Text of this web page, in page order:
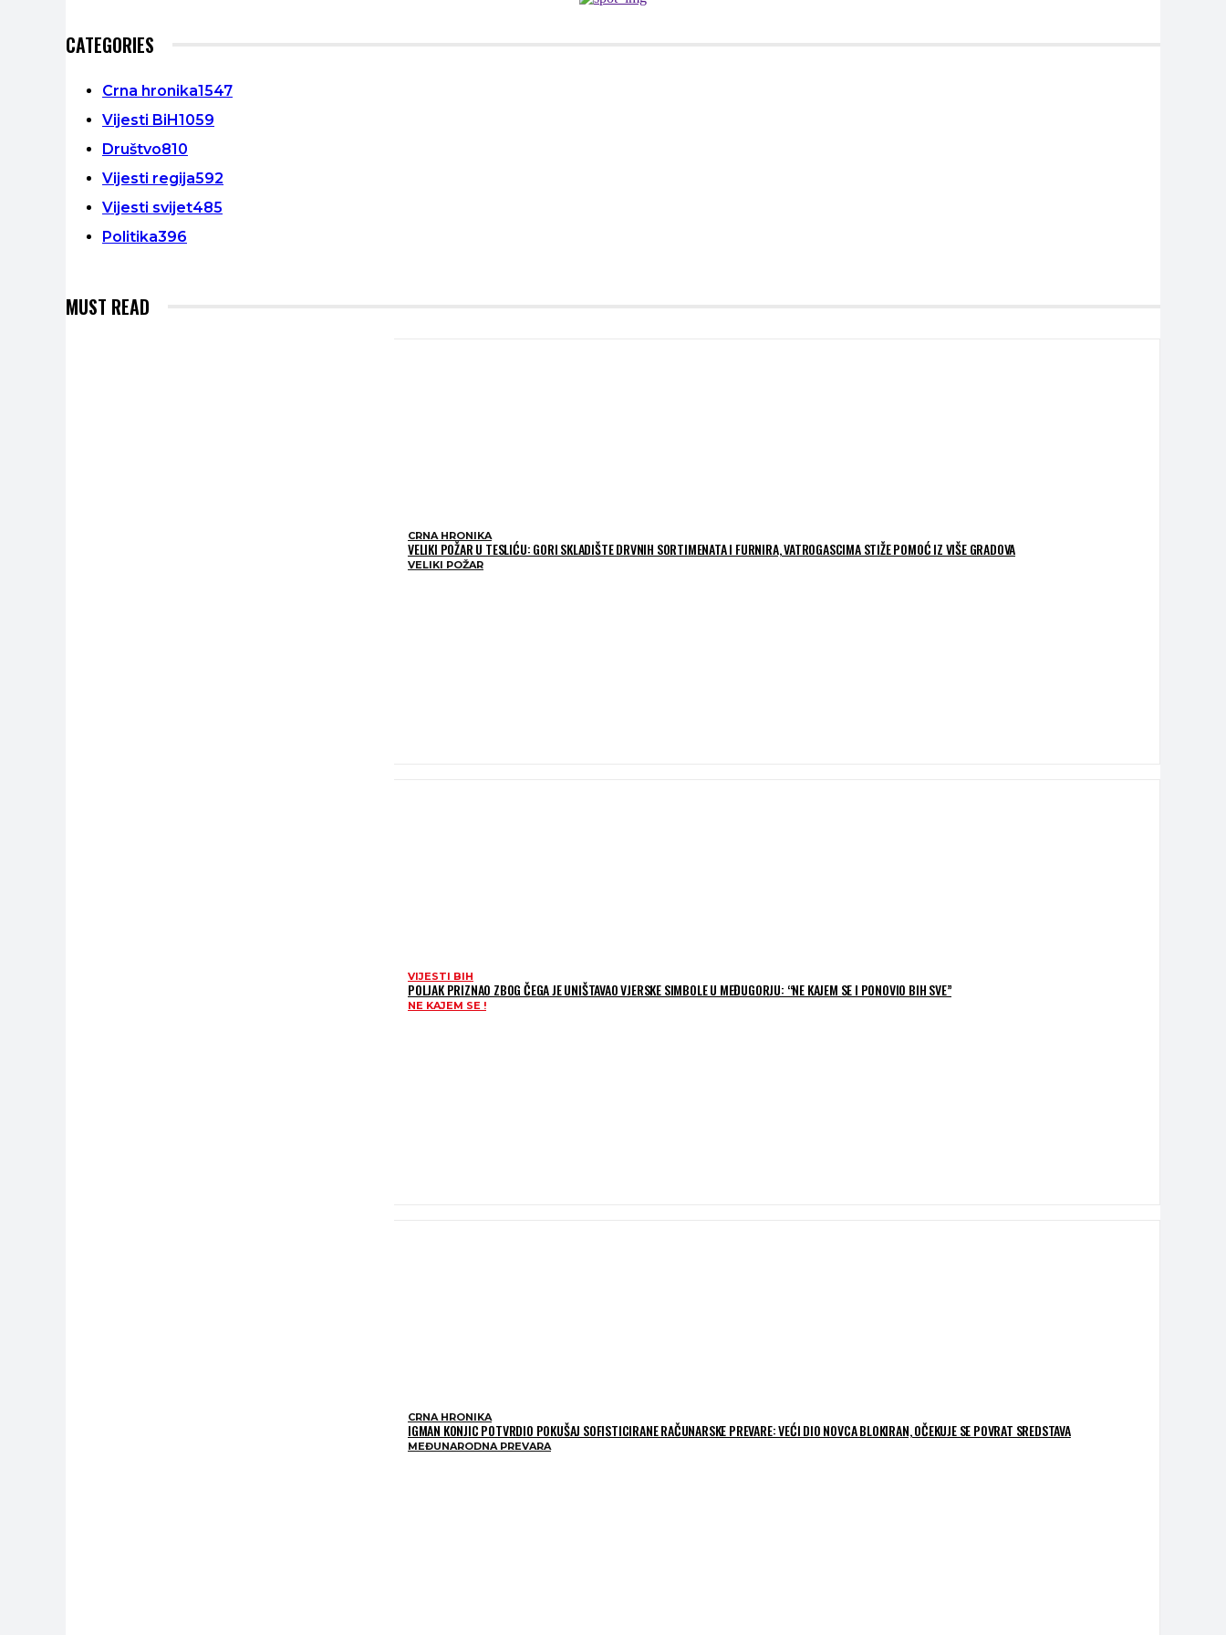
CATEGORIES
Crna hronika1547
Vijesti BiH1059
Društvo810
Vijesti regija592
Vijesti svijet485
Politika396
MUST READ
CRNA HRONIKA
VELIKI POŽAR U TESLIĆU: GORI SKLADIŠTE DRVNIH SORTIMENATA I FURNIRA, VATROGASCIMA STIŽE POMOĆ IZ VIŠE GRADOVA
VELIKI POŽAR
VIJESTI BIH
POLJAK PRIZNAO ZBOG ČEGA JE UNIŠTAVAO VJERSKE SIMBOLE U MEĐUGORJU: “NE KAJEM SE I PONOVIO BIH SVE”
NE KAJEM SE !
CRNA HRONIKA
IGMAN KONJIC POTVRDIO POKUŠAJ SOFISTICIRANE RAČUNARSKE PREVARE: VEĆI DIO NOVCA BLOKIRAN, OČEKUJE SE POVRAT SREDSTAVA
MEĐUNARODNA PREVARA